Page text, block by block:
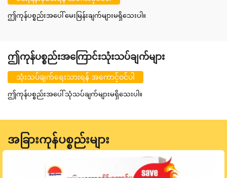
ဤကုန်ပစ္စည်းအပေါ် မေးမြန်းချက်များမရှိသေးပါ။
ဤကုန်ပစ္စည်းအကြောင်းသုံးသပ်ချက်များ
သုံးသပ်ချက်ရေးသားရန် အကောင့်ဝင်ပါ
ဤကုန်ပစ္စည်းအပေါ် သုံသပ်ချက်များမရှိသေးပါ။
အခြားကုန်ပစ္စည်းများ